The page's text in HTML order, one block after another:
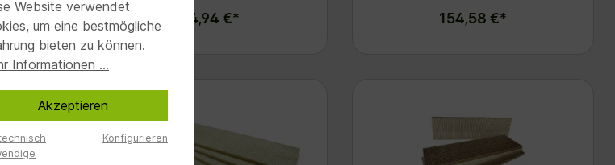
124,94 €* 154,58 €*
Website verwendet
um eine bestmögliche
bieten zu können.
Informationen ...
Akzeptieren
Konfigurieren